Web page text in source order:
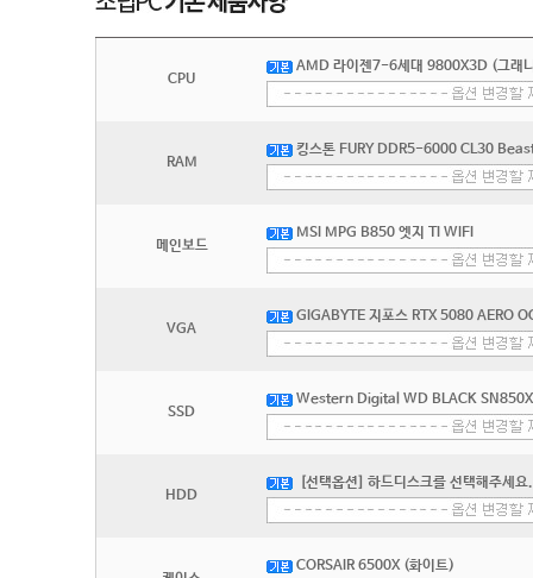
CPU
AMD 라이젠7-6세대 9800X3D (그래
RAM
킹스톤 FURY DDR5-6000 CL30
메인보드
MSI MPG B850 엣지 TI WIFI
VGA
GIGABYTE 지포스 RTX 5080 AERO
SSD
Western Digital WD BLACK
HDD
[선택옵션] 하드디스크를 선택해주세요.
CORSAIR 6500X (화이트)